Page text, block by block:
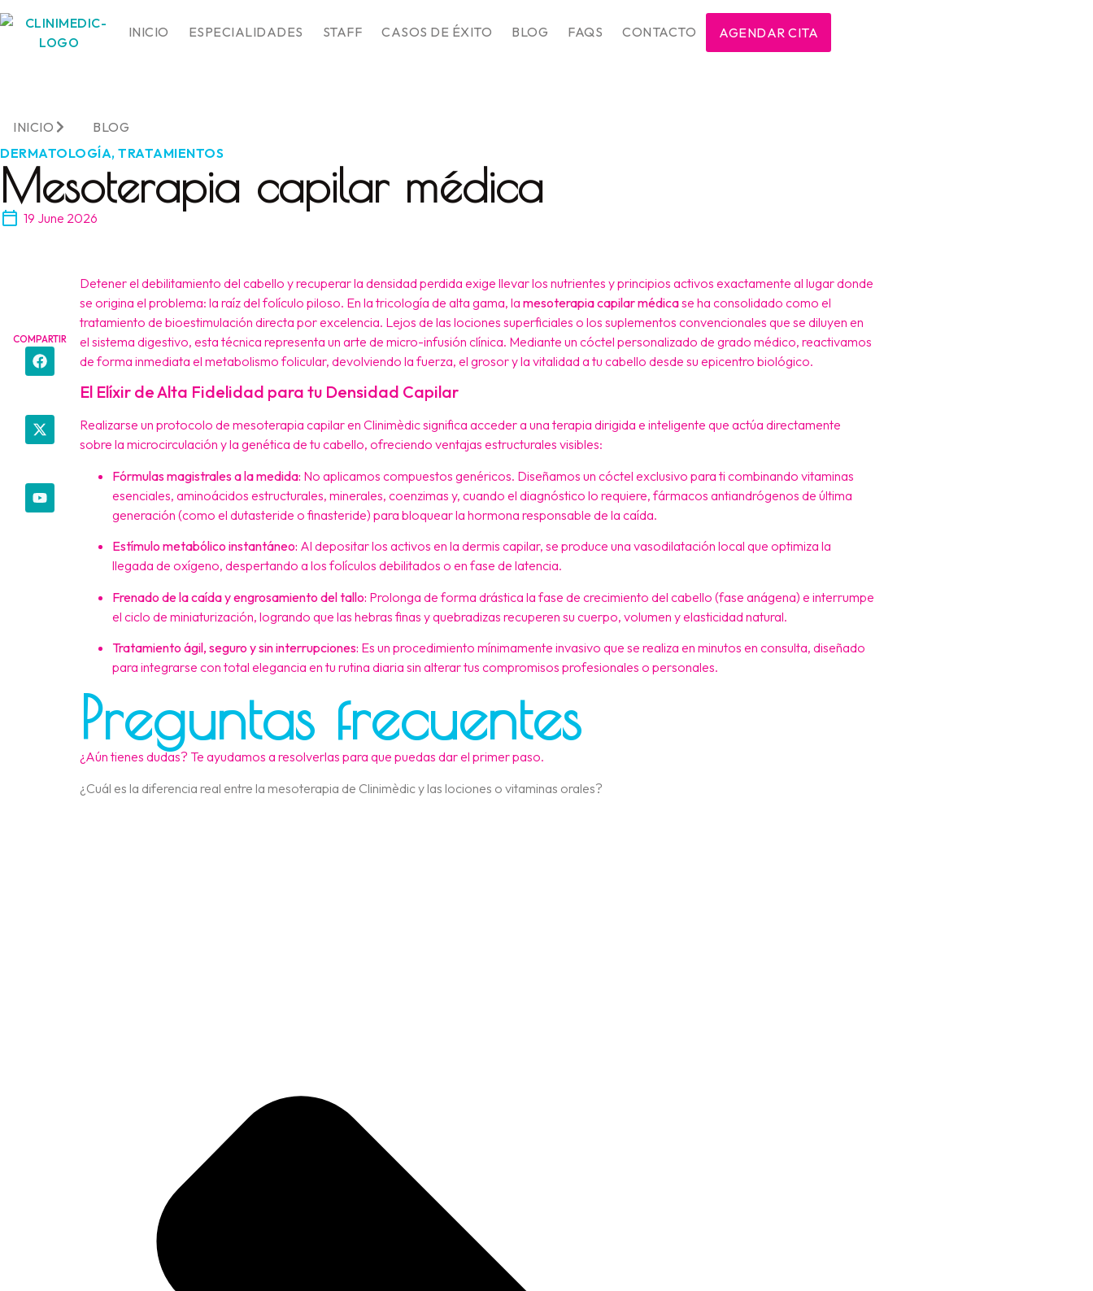
INICIO ESPECIALIDADES STAFF CASOS DE ÉXITO BLOG FAQS CONTACTO AGENDAR CITA
INICIO
BLOG
DERMATOLOGÍA, TRATAMIENTOS
Mesoterapia capilar médica
19 June 2026
COMPARTIR
Detener el debilitamiento del cabello y recuperar la densidad perdida exige llevar los nutrientes y principios activos exactamente al lugar donde
se origina el problema: la raíz del folículo piloso. En la tricología de alta gama, la mesoterapia capilar médicase ha consolidado como el
tratamiento de bioestimulación directa por excelencia. Lejos de las lociones superficiales o los suplementos convencionales que se diluyen en
el sistema digestivo, esta técnica representa un arte de micro-infusión clínica. Mediante un cóctel personalizado de grado médico, reactivamos
de forma inmediata el metabolismo folicular, devolviendo la fuerza, el grosor y la vitalidad a tu cabello desde su epicentro biológico.
El Elíxir de Alta Fidelidad para tu Densidad Capilar
Realizarse un protocolo de mesoterapia capilar en Clinimèdic significa acceder a una terapia dirigida e inteligente que actúa directamente
sobre la microcirculación y la genética de tu cabello, ofreciendo ventajas estructurales visibles:
Fórmulas magistrales a la medida: No aplicamos compuestos genéricos. Diseñamos un cóctel exclusivo para ti combinando vitaminas
esenciales, aminoácidos estructurales, minerales, coenzimas y, cuando el diagnóstico lo requiere, fármacos antiandrógenos de última
generación (como el dutasteride o finasteride) para bloquear la hormona responsable de la caída.
Estímulo metabólico instantáneo: Al depositar los activos en la dermis capilar, se produce una vasodilatación local que optimiza la
llegada de oxígeno, despertando a los folículos debilitados o en fase de latencia.
Frenado de la caída y engrosamiento del tallo: Prolonga de forma drástica la fase de crecimiento del cabello (fase anágena) e interrumpe
el ciclo de miniaturización, logrando que las hebras finas y quebradizas recuperen su cuerpo, volumen y elasticidad natural.
Tratamiento ágil, seguro y sin interrupciones: Es un procedimiento mínimamente invasivo que se realiza en minutos en consulta, diseñado
para integrarse con total elegancia en tu rutina diaria sin alterar tus compromisos profesionales o personales.
Preguntas frecuentes
¿Aún tienes dudas? Te ayudamos a resolverlas para que puedas dar el primer paso.
¿Cuál es la diferencia real entre la mesoterapia de Clinimèdic y las lociones o vitaminas orales?